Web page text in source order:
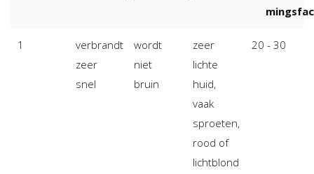
1
verbrandt
zeer
snel
wordt
niet
bruin
zeer
lichte
huid,
vaak
sproeten,
rood of
lichtblond
20 - 30